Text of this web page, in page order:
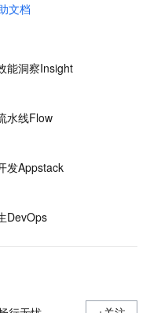
文档
能洞察Insight
水线Flow
发Appstack
DevOps